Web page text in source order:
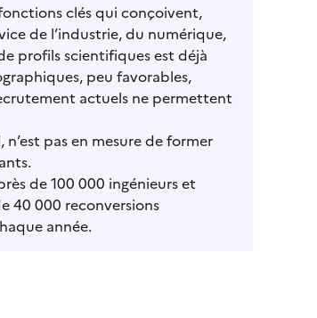
clés qui conçoivent,
de l’industrie, du numérique,
profils scientifiques est déjà
peu favorables,
actuels ne permettent
pas en mesure de former
de 100 000 ingénieurs et
40 000 reconversions
année.